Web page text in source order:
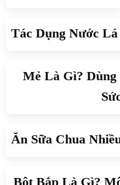
Tác Dụng Nước
Mẻ Là Gì? Dùng
Ăn Sữa Chua
Bột Bắp Là Gì?